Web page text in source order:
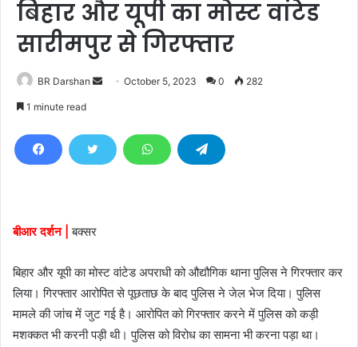
बिहार और यूपी का मोस्ट वांटेड
सारीमपुर से गिरफ्तार
BR Darshan
d
l
October 5, 2023 0 282
1 minute read
बीआर दर्शन | बक्सर
बिहार और यूपी का मोस्ट वांटेड अपराधी को औद्यौगिक थाना पुलिस ने गिरफ्तार कर
लिया। गिरफ्तार आरोपित से पूछताछ के बाद पुलिस ने जेल भेज दिया। पुलिस
मामले की जांच में जुट गई है। आरोपित को गिरफ्तार करने में पुलिस को कड़ी
मशक्कत भी करनी पड़ी थी। पुलिस को विरोध का सामना भी करना पड़ा था।